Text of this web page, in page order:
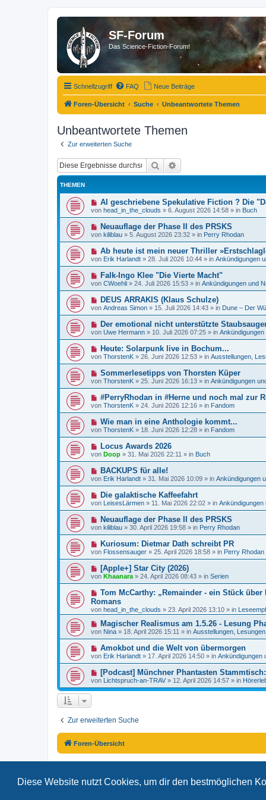
Diese Website nutzt Cookies, um dir den bestmöglichen
SF-Forum
Das Science-Fiction-Forum!
Schnellzugriff FAQ Neue Beiträge
Foren-Übersicht Suche Unbeantwortete Themen
Unbeantwortete Themen
Zur erweiterten Suche
Suche
THEMEN
N
e
u
e
B
e
t
r
a
g
AI geschriebene Spekulative Fiction ? Die
von head_in_the_clouds » 6. August 2026 14:58 » in Buch
N
e
u
B
e
t
r
a
g
Neuauflage der Phase II des PRSKS
von kiliblau » 5. August 2026 23:32 » in Perry Rhodan
N
e
u
e
B
e
t
r
a
g
Ab heute ist mein neuer Thriller
von Erik Harlandt » 28. Juli 2026 10:44 » in Ankündigungen
N
e
u
e
B
e
t
r
a
g
Falk-Ingo Klee "Die Vierte Macht"
von CWoehli » 24. Juli 2026 15:53 » in Ankündigungen und
N
e
u
e
B
e
t
r
a
g
DEUS ARRAKIS (Klaus Schulze)
von Andreas Simon » 15. Juli 2026 14:43 » in Dune – Der
N
e
u
e
B
e
t
r
g
Der emotional nicht unterstützte
von Uwe Hermann » 10. Juli 2026 07:25 » in
N
e
u
e
B
e
t
r
a
g
Heute: Solarpunk live in Bochum...
von ThorstenK » 26. Juni 2026 12:53 » in Ausstellungen,
N
e
u
B
e
t
r
a
g
Sommerlesetipps von Thorsten Küper
von ThorstenK » 25. Juni 2026 16:13 » in Ankündigungen
N
e
u
e
B
e
t
r
a
g
#PerryRhodan in #Herne und noch mal zur
von ThorstenK » 24. Juni 2026 12:16 » in Fandom
N
e
u
e
B
e
t
r
a
g
Wie man in eine Anthologie kommt...
von ThorstenK » 18. Juni 2026 12:28 » in Fandom
N
e
u
e
B
e
t
r
a
g
Locus Awards 2026
von Doop » 31. Mai 2026 22:11 » in Buch
N
e
u
e
B
e
t
r
a
g
BACKUPS für alle!
von Erik Harlandt » 31. Mai 2026 10:09 » in Ankündigungen
N
e
u
e
B
e
t
r
a
g
Die galaktische Kaffeefahrt
von LeisesLärmen » 11. Mai 2026 22:02 » in Ankündigungen
N
e
u
e
B
e
t
r
a
Neuauflage der Phase II des PRSKS
von kiliblau » 30. April 2026 19:58 » in Perry Rhodan
N
e
u
e
B
e
t
r
a
g
Kuriosum: Dietmar Dath schreibt PR
von Flossensauger » 25. April 2026 18:58 » in Perry Rhodan
N
e
u
e
B
e
i
r
a
[Apple+] Star City (2026)
von Khaanara » 24. April 2026 08:43 » in Serien
N
u
e
B
e
i
r
a
g
Tom McCarthy: „Remainder - ein Stück
Romans
von head_in_the_clouds » 23. April 2026 13:10 » in
N
e
u
B
e
t
r
a
Magischer Realismus am 1.5.26 - Lesung
von Nina » 18. April 2026 15:11 » in Ausstellungen,
N
e
u
e
B
e
a
g
Amokbot und die Welt von übermorgen
von Erik Harlandt » 17. April 2026 14:50 » in Ankündigungen
N
e
u
e
i
r
a
[Podcast] Münchner Phantasten
von Lichtspruch-an-TRAV » 12. April 2026 14:57 » in
Zur erweiterten Suche
Foren-Übersicht